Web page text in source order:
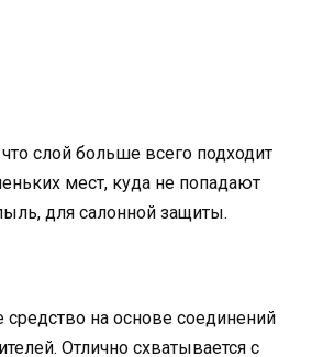
слой больше всего подходит
мест, куда не попадают
для салонной защиты.
на основе соединений
Отлично схватывается с